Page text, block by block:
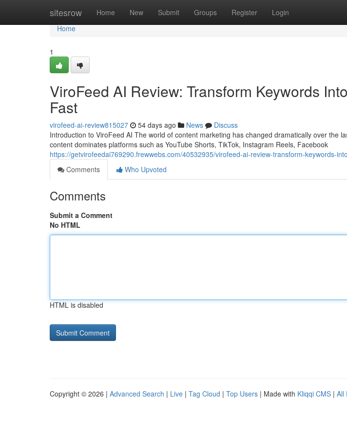
sitesrow Home New Submit Groups Register Login
Home
Home
1
ViroFeed AI Review: Transform Keywords
Fast
virofeed-ai-review815027 54 days ago News
Discuss
Introduction to ViroFeed AI The world of content marketing has changed dramatically over the
content dominates platforms such as YouTube Shorts, TikTok, Instagram Reels, Facebook
https://getvirofeedai769290.frewwebs.com/40532935/virofeed-ai-review-transform-keywords-
Comments
Who Upvoted
Comments
Submit a Comment
No HTML
HTML is disabled
Copyright © 2026 | Advanced Search | Live | Tag Cloud | Top Users | Made with Kliqqi CMS | All